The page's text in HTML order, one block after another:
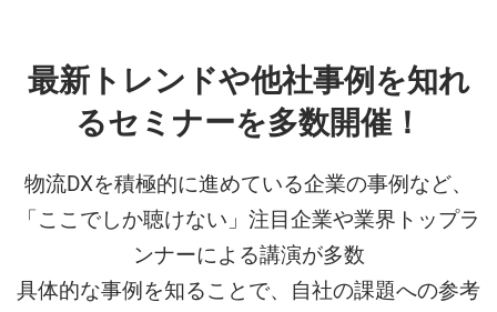
最新トレンドや他社事例を知れ
るセミナーを多数開催！
物流DXを積極的に進めている企業の事例など、
「ここでしか聴けない」注目企業や業界トップラ
ンナーによる講演が多数
具体的な事例を知ることで、自社の課題への参考